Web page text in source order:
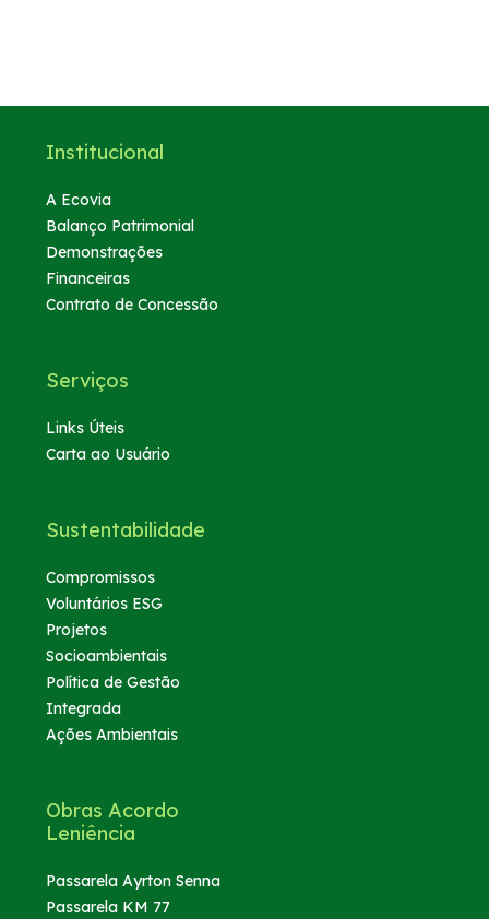
Institucional
A Ecovia
Balanço Patrimonial
Demonstrações
Financeiras
Contrato de Concessão
Serviços
Links Úteis
Carta ao Usuário
Sustentabilidade
Compromissos
Voluntários ESG
Projetos
Socioambientais
Política de Gestão
Integrada
Ações Ambientais
Obras Acordo
Leniência
Passarela Ayrton Senna
Passarela KM 77